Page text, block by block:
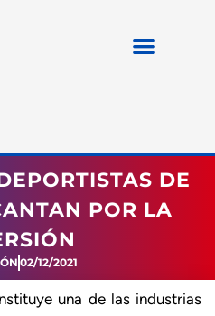
DE
POR LA
02/12/2021
una de las industrias